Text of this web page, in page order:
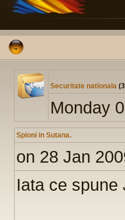
Securitate nationala
Monday
Spioni in Sutana.
on 28 Jan
Iata ce spune